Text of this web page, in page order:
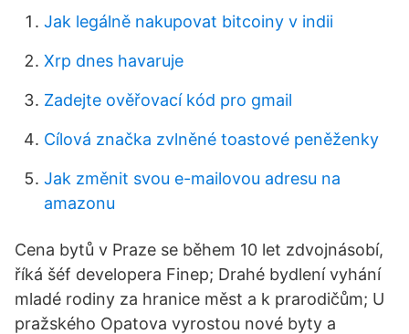
Jak legálně nakupovat bitcoiny v indii
Xrp dnes havaruje
Zadejte ověřovací kód pro gmail
Cílová značka zvlněné toastové peněženky
Jak změnit svou e-mailovou adresu na
amazonu
Cena bytů v Praze se během 10 let zdvojnásobí,
říká šéf developera Finep; Drahé bydlení vyhání
mladé rodiny za hranice měst a k prarodičům; U
pražského Opatova vyrostou nové byty a